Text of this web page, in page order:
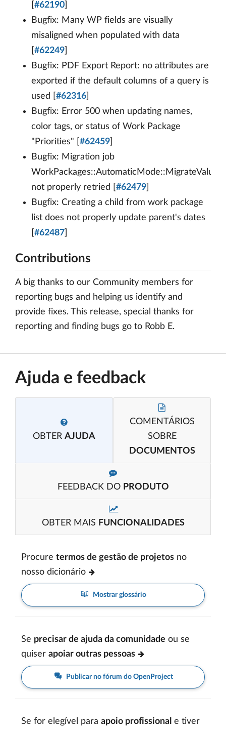
#62190
Bugfix: Many WP fields are visually
misaligned when populated with data
#62249
Bugfix: PDF Export Report: no attributes are
exported if the default columns of a query is
used [ #62316
Bugfix: Error 500 when updating names,
color tags, or status of Work Package
"Priorities" [ #62459
Bugfix: Migration job
not properly retried [ #62479
Bugfix: Creating a child from work package
list does not properly update parent's dates
#62487
Contributions
A big thanks to our Community members for
reporting bugs and helping us identify and
provide fixes. This release, special thanks for
reporting and finding bugs go to Robb E.
Ajuda e feedback
OBTER AJUDA
COMENTÁRIOS
SOBRE
DOCUMENTOS
FEEDBACK DO PRODUTO
OBTER MAIS FUNCIONALIDADES
Procure termos de gestão de projetos no
nosso dicionário
Mostrar glossário
Se precisar de ajuda da comunidade ou se
quiser apoiar outras pessoas
Publicar no fórum do OpenProject
Se for elegível para apoio profissional e tiver